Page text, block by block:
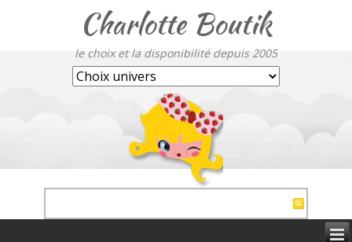
Charlotte Boutik
le choix et la disponibilité depuis 2005